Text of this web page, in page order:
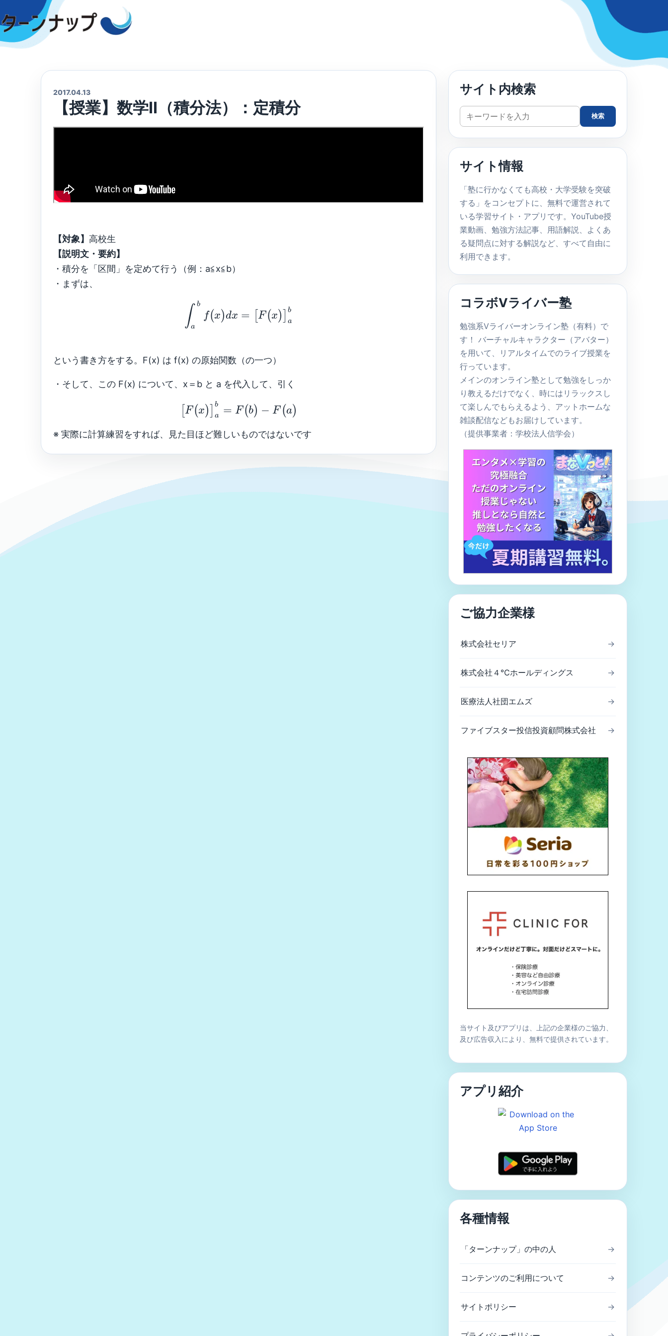
to
content
2017.04.13
【授業】数学Ⅱ（積分法）：定積分
【対象】 高校生
【説明文・要約】
・積分を「区間」を定めて行う（例：a≦x≦b）
・まずは、
∫ b
a
f(x)dx = F(x)
b
a
という書き方をする。F(x) は f(x) の原始関数（の一つ）
・そして、この F(x) について、x＝b と a を代入して、引く
F(x)
b
a
= F (b) − F (a)
※ 実際に計算練習をすれば、見た目ほど難しいものではないです
サイト内検索
サ
イ
ト
検
検索
サイト情報
「塾に行かなくても高校・大学受験を突破
する」をコンセプトに、無料で運営されて
いる学習サイト・アプリです。YouTube授
業動画、勉強方法記事、用語解説、よくあ
る疑問点に対する解説など、すべて自由に
利用できます。
コラボVライバー塾
勉強系Vライバーオンライン塾（有料）で
す！ バーチャルキャラクター（アバター）
を用いて、リアルタイムでのライブ授業を
行っています。
メインのオンライン塾として勉強をしっか
り教えるだけでなく、時にはリラックスし
て楽しんでもらえるよう、アットホームな
雑談配信などもお届けしています。
（提供事業者：学校法人信学会）
ご協力企業様
株式会社セリア →
株式会社４℃ホールディングス →
医療法人社団エムズ →
ファイブスター投信投資顧問株式会社 →
当サイト及びアプリは、上記の企業様のご協力、
及び広告収入により、無料で提供されています。
アプリ紹介
各種情報
「ターンナップ」の中の人 →
コンテンツのご利用について →
サイトポリシー →